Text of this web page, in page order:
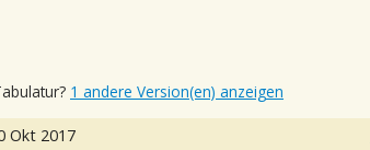
1 andere Version(en) anzeigen
Okt 2017